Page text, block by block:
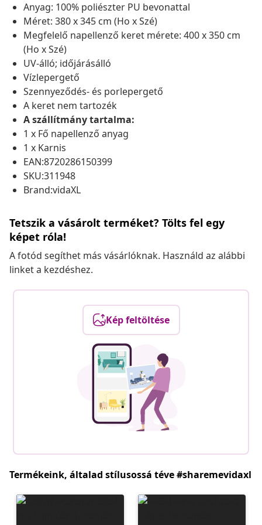
Anyag: 100% poliészter PU bevonattal
Méret: 380 x 345 cm (Ho x Szé)
Megfelelő napellenző keret mérete: 400 x 350 cm
(Ho x Szé)
UV-álló; időjárásálló
Vízlepergető
Szennyeződés- és porlepergető
A keret nem tartozék
A szállítmány tartalma:
1 x Fő napellenző anyag
1 x Karnis
EAN:8720286150399
SKU:311948
Brand:vidaXL
Tetszik a vásárolt terméket? Tölts fel egy
képet róla!
A fotód segíthet más vásárlóknak. Használd az alábbi
linket a kezdéshez.
Kép feltöltése
Termékeink, általad stílusossá téve #sharemevidaxl